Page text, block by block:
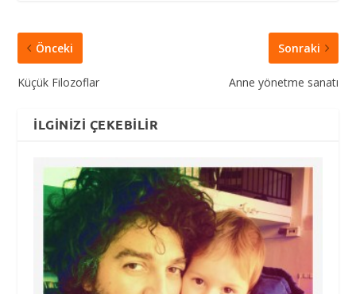
Önceki
Küçük Filozoflar
Sonraki
Anne yönetme sanatı
İLGINIZI ÇEKEBILIR